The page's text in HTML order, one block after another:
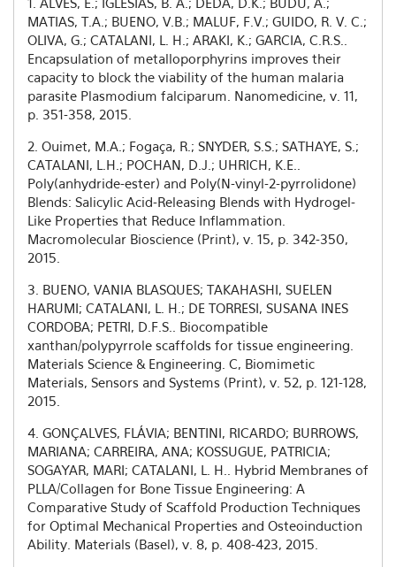
MATIAS, T.A.; BUENO, V.B.; MALUF, F.V.; GUIDO, R. V. C.;
OLIVA, G.; CATALANI, L. H.; ARAKI, K.; GARCIA, C.R.S..
Encapsulation of metalloporphyrins improves their
capacity to block the viability of the human malaria
parasite Plasmodium falciparum. Nanomedicine, v. 11,
p. 351-358, 2015.
2. Ouimet, M.A.; Fogaça, R.; SNYDER, S.S.; SATHAYE, S.;
CATALANI, L.H.; POCHAN, D.J.; UHRICH, K.E..
Poly(anhydride-ester) and Poly(N-vinyl-2-pyrrolidone)
Blends: Salicylic Acid-Releasing Blends with Hydrogel-
Like Properties that Reduce Inflammation.
Macromolecular Bioscience (Print), v. 15, p. 342-350,
2015.
3. BUENO, VANIA BLASQUES; TAKAHASHI, SUELEN
HARUMI; CATALANI, L. H.; DE TORRESI, SUSANA INES
CORDOBA; PETRI, D.F.S.. Biocompatible
xanthan/polypyrrole scaffolds for tissue engineering.
Materials Science & Engineering. C, Biomimetic
Materials, Sensors and Systems (Print), v. 52, p. 121-128,
2015.
4. GONÇALVES, FLÁVIA; BENTINI, RICARDO; BURROWS,
MARIANA; CARREIRA, ANA; KOSSUGUE, PATRICIA;
SOGAYAR, MARI; CATALANI, L. H.. Hybrid Membranes of
PLLA/Collagen for Bone Tissue Engineering: A
Comparative Study of Scaffold Production Techniques
for Optimal Mechanical Properties and Osteoinduction
Ability. Materials (Basel), v. 8, p. 408-423, 2015.